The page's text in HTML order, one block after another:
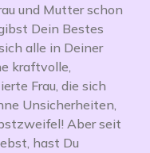
und Mutter schon
Dein Bestes
alle in Deiner
kraftvolle,
Frau, die sich
Unsicherheiten,
Aber seit
hast Du